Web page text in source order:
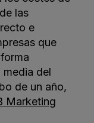
las
e
que
del
de un año,
Marketing